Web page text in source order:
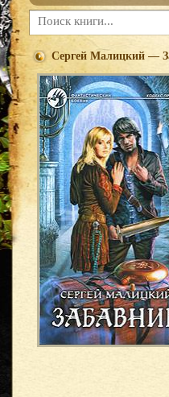
Сергей Малицкий —